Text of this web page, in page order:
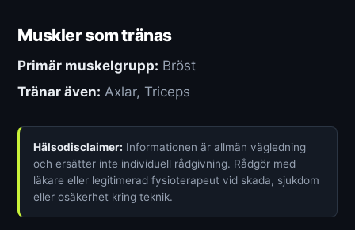
Muskler som tränas
Primär muskelgrupp: Bröst
Tränar även: Axlar, Triceps
Hälsodisclaimer: Informationen är allmän vägledning
och ersätter inte individuell rådgivning. Rådgör med
läkare eller legitimerad fysioterapeut vid skada, sjukdom
eller osäkerhet kring teknik.